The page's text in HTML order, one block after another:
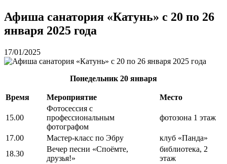
Афиша санатория «Катунь» с 20 по 26
января 2025 года
17/01/2025
Понедельник 20 января
Время Мероприятие Место
15.00
Фотосессия с
профессиональным
фотографом
фотозона 1 этаж
17.00 Мастер-класс по Эбру
клуб «Панда»
18.30
Вечер песни «Споёмте,
друзья!»
библиотека, 2
этаж